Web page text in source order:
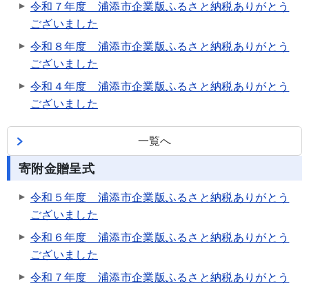
令和７年度 浦添市企業版ふるさと納税ありがとう
ございました
令和８年度 浦添市企業版ふるさと納税ありがとう
ございました
令和４年度 浦添市企業版ふるさと納税ありがとう
ございました
一覧へ
寄附金贈呈式
令和５年度 浦添市企業版ふるさと納税ありがとう
ございました
令和６年度 浦添市企業版ふるさと納税ありがとう
ございました
令和７年度 浦添市企業版ふるさと納税ありがとう